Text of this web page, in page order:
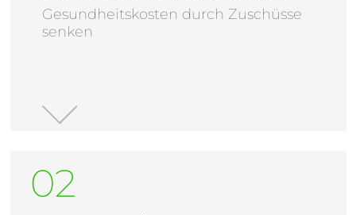
Gesundheitskosten durch Zuschüsse
senken